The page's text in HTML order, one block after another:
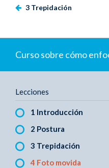
3 Trepidación
Curso sobre cómo
Lecciones
1 Introducción
2 Postura
3 Trepidación
4 Foto movida